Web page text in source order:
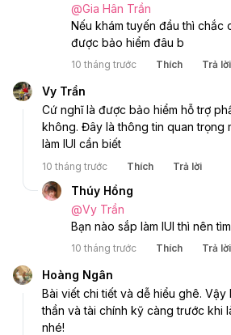
@Gia Hân Trần
Nếu khám tuyến đầu thì chắc
được bảo hiểm đâu b
10 tháng trước Thích Trả lời
Vy Trần
Cứ nghĩ là được bảo hiểm hỗ trợ
không. Đây là thông tin quan trọng
làm IUI cần biết
10 tháng trước Thích Trả lời
Thúy Hồng
@Vy Trần
Bạn nào sắp làm IUI thì nên
10 tháng trước Thích Trả lời
Hoàng Ngân
Bài viết chi tiết và dễ hiểu ghê. Vậy
thần và tài chính kỹ càng trước khi
nhé!